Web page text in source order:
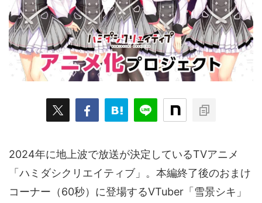
PR/提供 Roblox Steam TGS VRChat
にじさんじ アウトドア アニメ アプリ
アミューズメント イベント オーディション
ゲーム コスプレ スポーツ
パノラマ ボカロ メタバース レポート
仮想通貨/NFT 季節 映画 東京 東雲めぐ
2024年に地上波で放送が決定しているTVアニメ
「ハミダシクリエイティブ」。本編終了後のおまけ
コーナー（60秒）に登場するVTuber「雪景シキ」